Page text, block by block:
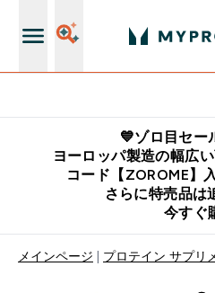
💙ゾロ目セー
ヨーロッパ製造の幅広
コード【ZOROME】
さらに特売品は
今すぐ
メインページ プロテイン サプリ